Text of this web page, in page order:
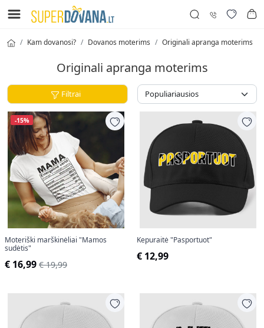
Kam dovanosi? Dovanos moterims Originali apranga moterims
Originali apranga moterims
Filtrai
-15%
Moteriški marškinėliai "Mamos
sudėtis"
€ 16,99 € 19,99
Kepuraitė "Pasportuot"
€ 12,99